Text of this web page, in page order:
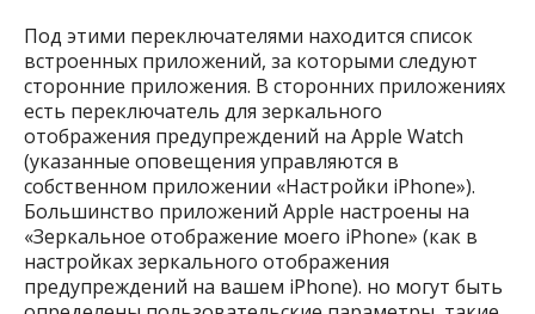
Под этими переключателями находится список
встроенных приложений, за которыми следуют
сторонние приложения. В сторонних приложениях
есть переключатель для зеркального
отображения предупреждений на Apple Watch
(указанные оповещения управляются в
собственном приложении «Настройки iPhone»).
Большинство приложений Apple настроены на
«Зеркальное отображение моего iPhone» (как в
настройках зеркального отображения
предупреждений на вашем iPhone). но могут быть